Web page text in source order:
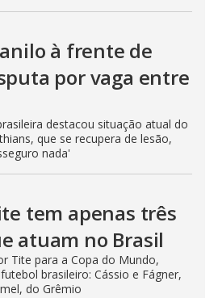
à frente de
por vaga entre
destacou situação atual do
que se recupera de lesão,
nada'
tem apenas três
atuam no Brasil
Tite para a Copa do Mundo,
brasileiro: Cássio e Fágner,
do Grêmio